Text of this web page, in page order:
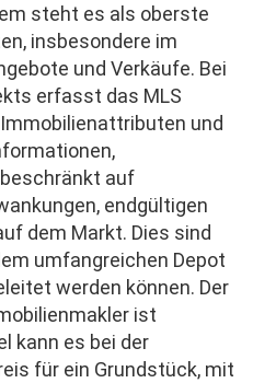
steht es als oberste
insbesondere im
und Verkäufe. Bei
erfasst das MLS
und
auf
endgültigen
dem Markt. Dies sind
umfangreichen Depot
werden können. Der
ist
kann es bei der
für ein Grundstück, mit